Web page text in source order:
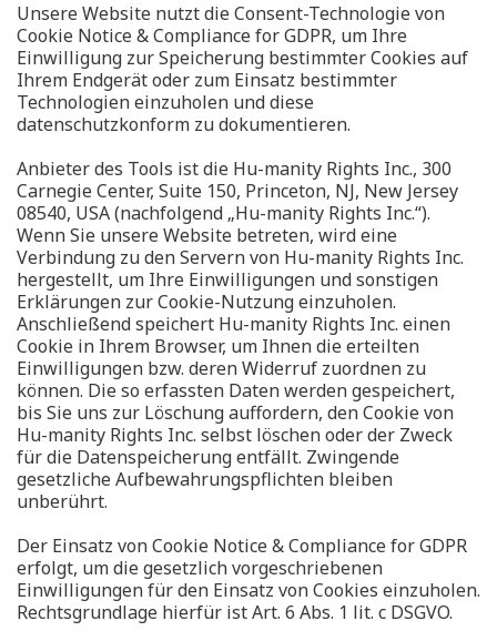
Unsere Website nutzt die Consent-Technologie von
Cookie Notice & Compliance for GDPR, um Ihre
Einwilligung zur Speicherung bestimmter Cookies auf
Ihrem Endgerät oder zum Einsatz bestimmter
Technologien einzuholen und diese
datenschutzkonform zu dokumentieren.
Anbieter des Tools ist die Hu-manity Rights Inc., 300
Carnegie Center, Suite 150, Princeton, NJ, New Jersey
08540, USA (nachfolgend „Hu-manity Rights Inc.“).
Wenn Sie unsere Website betreten, wird eine
Verbindung zu den Servern von Hu-manity Rights Inc.
hergestellt, um Ihre Einwilligungen und sonstigen
Erklärungen zur Cookie-Nutzung einzuholen.
Anschließend speichert Hu-manity Rights Inc. einen
Cookie in Ihrem Browser, um Ihnen die erteilten
Einwilligungen bzw. deren Widerruf zuordnen zu
können. Die so erfassten Daten werden gespeichert,
bis Sie uns zur Löschung auffordern, den Cookie von
Hu-manity Rights Inc. selbst löschen oder der Zweck
für die Datenspeicherung entfällt. Zwingende
gesetzliche Aufbewahrungspflichten bleiben
unberührt.
Der Einsatz von Cookie Notice & Compliance for GDPR
erfolgt, um die gesetzlich vorgeschriebenen
Einwilligungen für den Einsatz von Cookies einzuholen.
Rechtsgrundlage hierfür ist Art. 6 Abs. 1 lit. c DSGVO.